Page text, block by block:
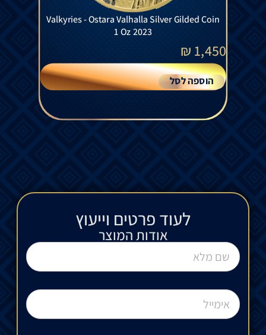
Valkyries - Ostara Valhalla Silver Gilded Coin
1 Oz 2023
1,450
₪
הוספה לסל
לעוד פרטים וייעוץ​
אודות המוצר